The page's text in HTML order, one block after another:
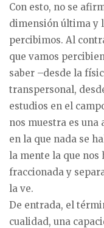
Con esto, no se
dimensión última y
percibimos. Al
que vamos
saber –desde la
transpersonal,
estudios en el
nos muestra es
en la que nada se
la mente la que nos
fraccionada y
la ve.
De entrada, el
cualidad, una